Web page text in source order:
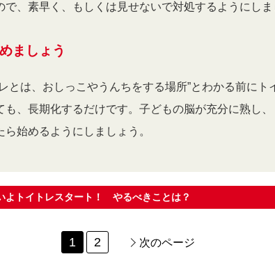
で、素早く、もしくは見せないで対処するようにしま
ましょう
とは、おしっこやうんちをする場所”とわかる前にト
も、長期化するだけです。子どもの脳が充分に熟し
始めるようにしましょう。
よトイトレスタート！ やるべきことは？
1 2 次のページ